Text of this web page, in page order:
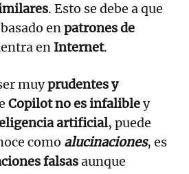
. Esto se debe a que
enpatrones de
en Internet.
muyprudentes y
Copilot no es infalibley
artificial, puede
como alucinaciones, es
falsasaunque